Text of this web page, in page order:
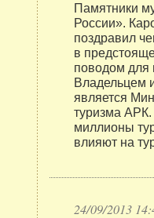
Памятники
России».
поздравил
в
поводом для
Владельцем
является
туризма
миллионы
влияют на
24/09/2013